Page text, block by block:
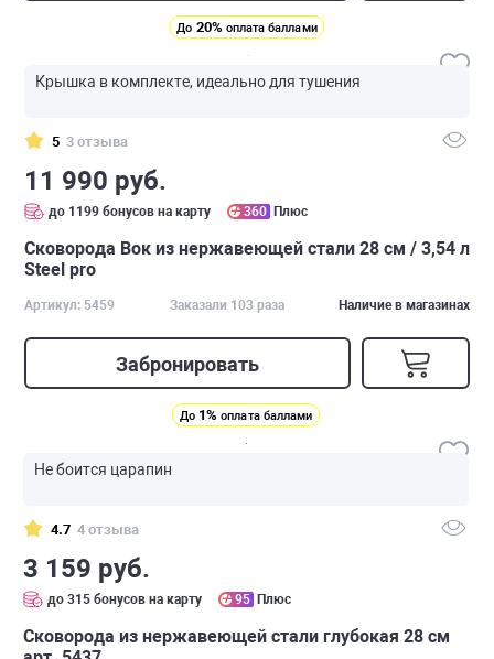
До 20% оплата баллами
Крышка в комплекте, идеально для тушения
5 3 отзыва
11 990 руб.
до 1199 бонусов на карту 360 Плюс
Сковорода Вок из нержавеющей стали 28 см / 3,54 л
Steel pro
Артикул: 5459 Заказали 103 раза Наличие в магазинах
Забронировать
До 1% оплата баллами
Не боится царапин
4.7 4 отзыва
3 159 руб.
до 315 бонусов на карту 95 Плюс
Сковорода из нержавеющей стали глубокая 28 см